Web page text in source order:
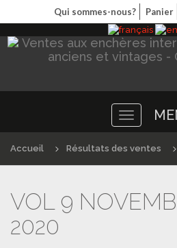
Qui sommes-nous? Panier
Toggle
navigation
Accueil Résultats des ventes
VOL 9
2020